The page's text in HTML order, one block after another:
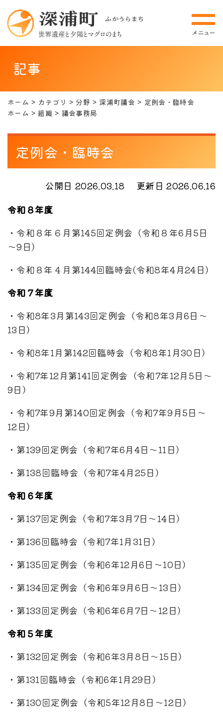
記事
ホーム カテゴリ 分野 深浦町議会
定例会・臨時会
ホーム
組織 議会事務局
定例会・臨時会
公開日 2026.03.18
更新日 2026.06.16
令和８年度
・ 令和８年６月第145回定例会（令和８年6月5日
～9日）
・ 令和８年４月第144回臨時会(令和8年4月24日）
令和７年度
・ 令和8年3月第143回定例会（令和8年3月6日～
13日）
・ 令和8年1月第142回臨時会（令和8年1月30日）
・ 令和7年12月第141回定例会（令和7年12月5日～
9日）
・ 令和7年9月第140回定例会（令和7年9月5日～
12日）
・ 第139回定例会（令和7年6月4日～11日）
・ 第138回臨時会（令和7年4月25日）
令和６年度
・ 第137回定例会（令和7年3月7日～14日）
・ 第136回臨時会（令和7年1月31日）
・ 第135回定例会（令和6年12月6日～10日）
・ 第134回定例会（令和6年9月6日～13日）
・ 第133回定例会（令和6年6月7日～12日）
令和５年度
・ 第132回定例会（令和6年3月8日～15日）
・ 第131回臨時会（令和6年1月29日）
・ 第130回定例会（令和5年12月8日～12日）